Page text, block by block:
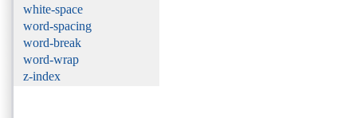
white-space
word-spacing
word-break
word-wrap
z-index